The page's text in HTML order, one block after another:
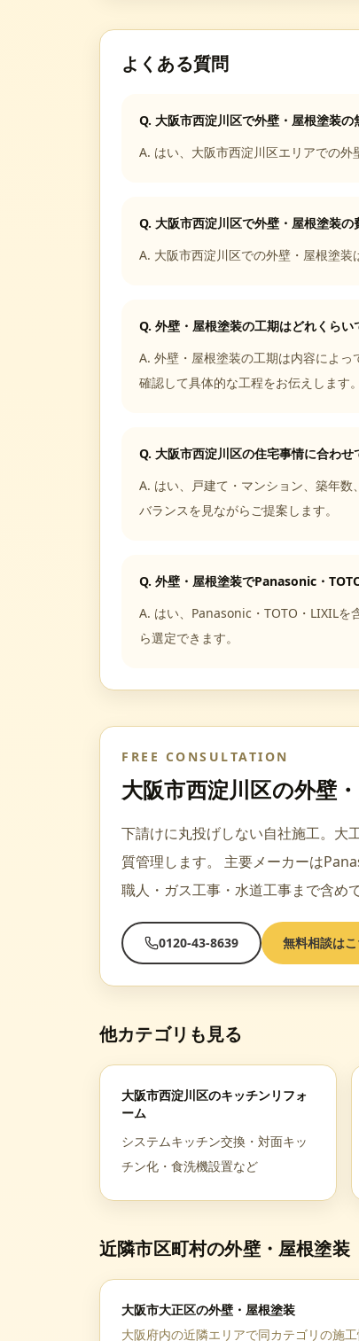
よくある質問
Q. 大阪市西淀川区で外壁・屋根塗装の
A. はい、大阪市西淀川区エリアでの
Q. 大阪市西淀川区で外壁・屋根塗装の
A. 大阪市西淀川区での外壁・屋根塗
Q. 外壁・屋根塗装の工期はどれくらい
A. 外壁・屋根塗装の工期は内容によ
確認して具体的な工程をお伝えします。
Q. 大阪市西淀川区の住宅事情に合わ
A. はい、戸建て・マンション、築年
バランスを見ながらご提案します。
Q. 外壁・屋根塗装でPanasonic・
A. はい、Panasonic・TOTO・LIXILを
ら選定できます。
FREE CONSULTATION
大阪市西淀川区の外壁
下請けに丸投げしない自社施工。大
質管理します。
主要メーカーは
職人・ガス工事・水道工事まで含め
0120-43-8639 無料相談は
他カテゴリも見る
大阪市西淀川区のキッチンリフォ
ーム
システムキッチン交換・対面キッ
チン化・食洗機設置など
近隣市区町村の外壁・屋根塗装
大阪市大正区の外壁・屋根塗装
大阪府内の近隣エリアで同カテゴリの施